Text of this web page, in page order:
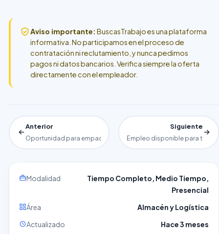
Aviso importante: BuscasTrabajo es una plataforma
informativa. No participamos en el proceso de
contratación ni reclutamiento, y nunca pedimos
pagos ni datos bancarios. Verifica siempre la oferta
directamente con el empleador.
Anterior
Oportunidad para empacador y armador de productos
Siguiente
Empleo disponible para
Modalidad
Tiempo Completo, Medio Tiempo,
Presencial
Área
Almacén y Logística
Actualizado
Hace 3 meses